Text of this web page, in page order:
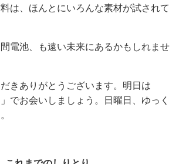
は、ほんとにいろんな素材が試されて
電池、も遠い未来にあるかもしれませ
きありがとうございます。明日は
でお会いしましょう。日曜日、ゆっく